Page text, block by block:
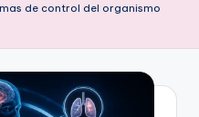
de control del organismo